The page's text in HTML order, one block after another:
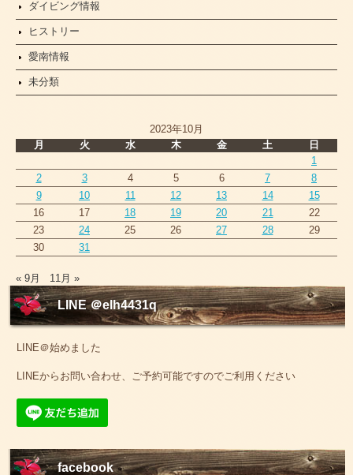
ダイビング情報
ヒストリー
愛南情報
未分類
2023年10月
月
火 水 木 金 土
日
1
2
3 4 5 6 7
8
9
10 11 12 13 14
15
16
17 18 19 20 21
22
23
24 25 26 27 28
29
30
31
« 9月 11月 »
LINE ＠elh4431q
LINE＠始めました
LINEからお問い合わせ、ご予約可能ですのでご利用ください
facebook